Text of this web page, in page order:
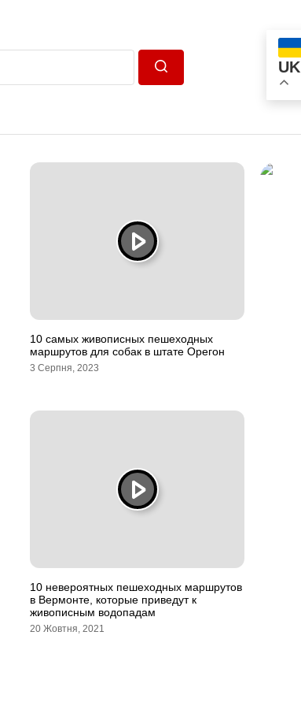
UK
10 самых живописных пешеходных
маршрутов для собак в штате Орегон
3 Серпня, 2023
10 невероятных пешеходных маршрутов
в Вермонте, которые приведут к
живописным водопадам
20 Жовтня, 2021